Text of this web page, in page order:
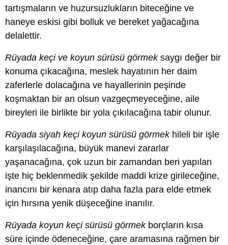
tartışmaların ve huzursuzlukların biteceğine ve
haneye eskisi gibi bolluk ve bereket yağacağına
delalettir.
Rüyada keçi ve koyun sürüsü görmeksaygı değer bir
konuma çıkacağına, meslek hayatının her daim
zaferlerle dolacağına ve hayallerinin peşinde
koşmaktan bir an olsun vazgeçmeyeceğine, aile
bireyleri ile birlikte bir yola çıkılacağına tabir olunur.
Rüyada siyah keçi koyun sürüsü görmekhileli bir işle
karşılaşılacağına, büyük manevi zararlar
yaşanacağına, çok uzun bir zamandan beri yapılan
işte hiç beklenmedik şekilde maddi krize girileceğine,
inancını bir kenara atıp daha fazla para elde etmek
için hırsına yenik düşeceğine inanılır.
Rüyada koyun keçi sürüsü görmekborçların kısa
süre içinde ödeneceğine, çare aramasına rağmen bir